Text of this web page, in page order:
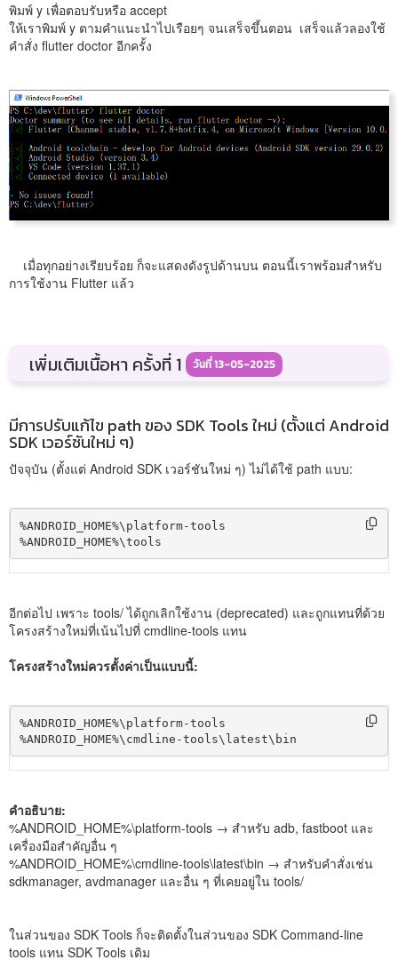
พิมพ์ y เพื่อตอบรับหรือ accept
ให้เราพิมพ์ y ตามคำแนะนำไปเรือยๆ จนเสร็จขึ้นตอน เสร็จแล้วลองใช้
คำสั่ง flutter doctor อีกครั้ง
เมื่อทุกอย่างเรียบร้อย ก็จะแสดงดังรูปด้านบน ตอนนี้เราพร้อมสำหรับ
การใช้งาน Flutter แล้ว
เพิ่มเติมเนื้อหา ครั้งที่ 1 วันที่ 13-05-2025
มีการปรับแก้ไข path ของ SDK Tools ใหม่ (ตั้งแต่ Android
SDK เวอร์ชันใหม่ ๆ)
ปัจจุบัน (ตั้งแต่ Android SDK เวอร์ชันใหม่ ๆ) ไม่ได้ใช้ path แบบ:
%ANDROID_HOME%\platform-tools
%ANDROID_HOME%\tools
อีกต่อไป เพราะ tools/ ได้ถูกเลิกใช้งาน (deprecated) และถูกแทนที่ด้วย
โครงสร้างใหม่ที่เน้นไปที่ cmdline-tools แทน
โครงสร้างใหม่ควรตั้งค่าเป็นแบบนี้:
%ANDROID_HOME%\platform-tools
%ANDROID_HOME%\cmdline-tools\latest\bin
คำอธิบาย:
%ANDROID_HOME%\platform-tools → สำหรับ adb, fastboot และ
เครื่องมือสำคัญอื่น ๆ
%ANDROID_HOME%\cmdline-tools\latest\bin → สำหรับคำสั่งเช่น
sdkmanager, avdmanager และอื่น ๆ ที่เคยอยู่ใน tools/
ในส่วนของ SDK Tools ก็จะติดตั้งในส่วนของ SDK Command-line
tools แทน SDK Tools เดิม